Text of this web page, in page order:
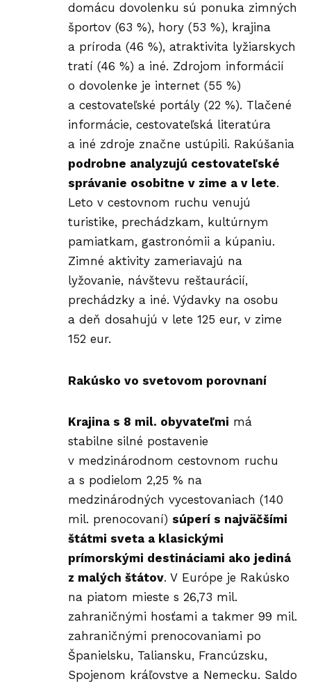
domácu dovolenku sú ponuka zimných
športov (63 %), hory (53 %), krajina
a príroda (46 %), atraktivita lyžiarskych
tratí (46 %) a iné. Zdrojom informácií
o dovolenke je internet (55 %)
a cestovateľské portály (22 %). Tlačené
informácie, cestovateľská literatúra
a iné zdroje značne ustúpili. Rakúšania
podrobne analyzujú cestovateľské
správanie osobitne v zime a v lete.
Leto v cestovnom ruchu venujú
turistike, prechádzkam, kultúrnym
pamiatkam, gastronómii a kúpaniu.
Zimné aktivity zameriavajú na
lyžovanie, návštevu reštaurácií,
prechádzky a iné. Výdavky na osobu
a deň dosahujú v lete 125 eur, v zime
152 eur.
Rakúsko vo svetovom porovnaní
Krajina s 8 mil. obyvateľmi má
stabilne silné postavenie
v medzinárodnom cestovnom ruchu
a s podielom 2,25 % na
medzinárodných vycestovaniach (140
mil. prenocovaní) súperí s najväčšími
štátmi sveta a klasickými
prímorskými destináciami ako jediná
z malých štátov. V Európe je Rakúsko
na piatom mieste s 26,73 mil.
zahraničnými hosťami a takmer 99 mil.
zahraničnými prenocovaniami po
Španielsku, Taliansku, Francúzsku,
Spojenom kráľovstve a Nemecku. Saldo